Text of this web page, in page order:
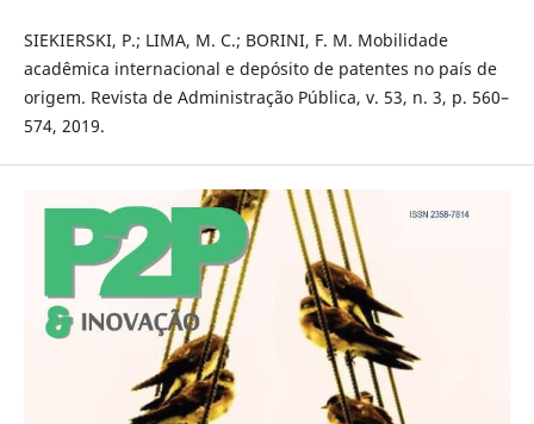
SIEKIERSKI, P.; LIMA, M. C.; BORINI, F. M. Mobilidade
acadêmica internacional e depósito de patentes no país de
origem. Revista de Administração Pública, v. 53, n. 3, p. 560–
574, 2019.